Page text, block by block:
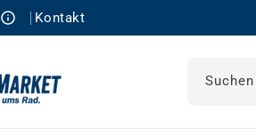
Kontakt
Suchen